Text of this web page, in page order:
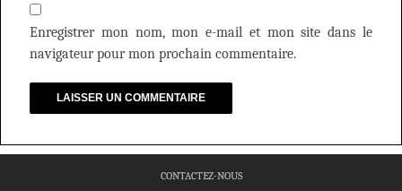
Enregistrer mon nom, mon e-mail et mon site dans le
navigateur pour mon prochain commentaire.
CONTACTEZ-NOUS